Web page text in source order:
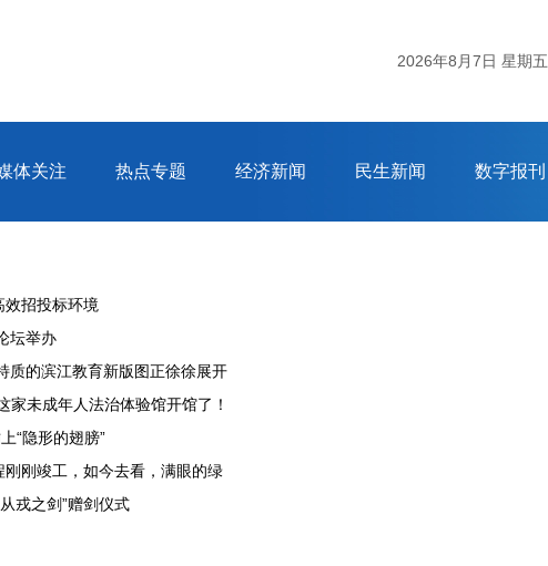
2026年8月7日 星期五
体关注 热点专题 经济新闻 民生新闻 数字报刊
效招投标环境
坛举办
质的滨江教育新版图正徐徐展开
未成年人法治体验馆开馆了！
“隐形的翅膀”
刚竣工，如今去看，满眼的绿
戎之剑”赠剑仪式